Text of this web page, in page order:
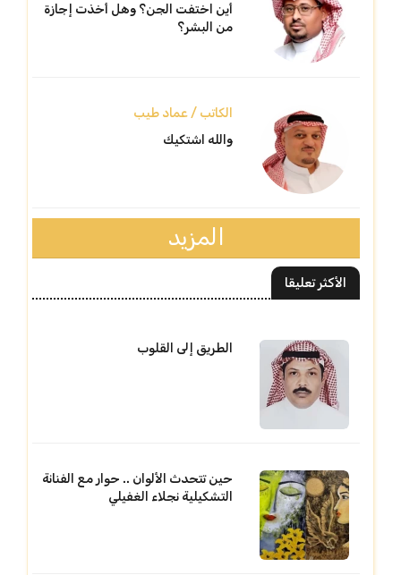
أين اختفت الجن؟ وهل أخذت إجازة
من البشر؟
الكاتب / عماد طيب
والله اشتكيك
المزيد
الأكثر تعليقا
الطريق إلى القلوب
حين تتحدث الألوان .. حوار مع الفنانة
التشكيلية نجلاء الغفيلي